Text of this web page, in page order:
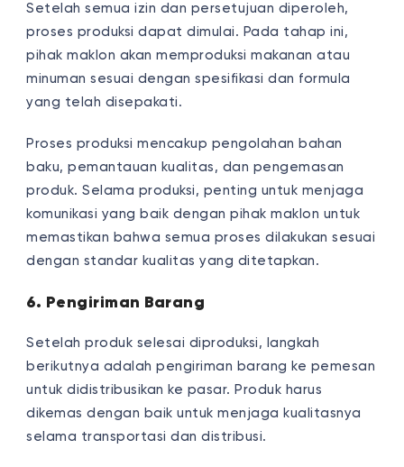
Setelah semua izin dan persetujuan diperoleh,
proses produksi dapat dimulai. Pada tahap ini,
pihak maklon akan memproduksi makanan atau
minuman sesuai dengan spesifikasi dan formula
yang telah disepakati.
Proses produksi mencakup pengolahan bahan
baku, pemantauan kualitas, dan pengemasan
produk. Selama produksi, penting untuk menjaga
komunikasi yang baik dengan pihak maklon untuk
memastikan bahwa semua proses dilakukan sesuai
dengan standar kualitas yang ditetapkan.
6. Pengiriman Barang
Setelah produk selesai diproduksi, langkah
berikutnya adalah pengiriman barang ke pemesan
untuk didistribusikan ke pasar. Produk harus
dikemas dengan baik untuk menjaga kualitasnya
selama transportasi dan distribusi.